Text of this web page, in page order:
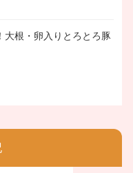
大根・卵入りとろとろ豚